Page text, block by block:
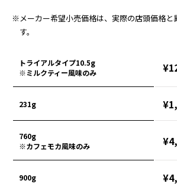
※メーカー希望小売価格は、実際の店頭価格と
す。
トライアルタイプ10.5g
※ミルクティー風味のみ
231g
760g
※カフェモカ風味のみ
900g